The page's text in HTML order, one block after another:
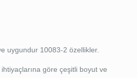
uygundur 10083-2 özellikler.
göre çeşitli boyut ve